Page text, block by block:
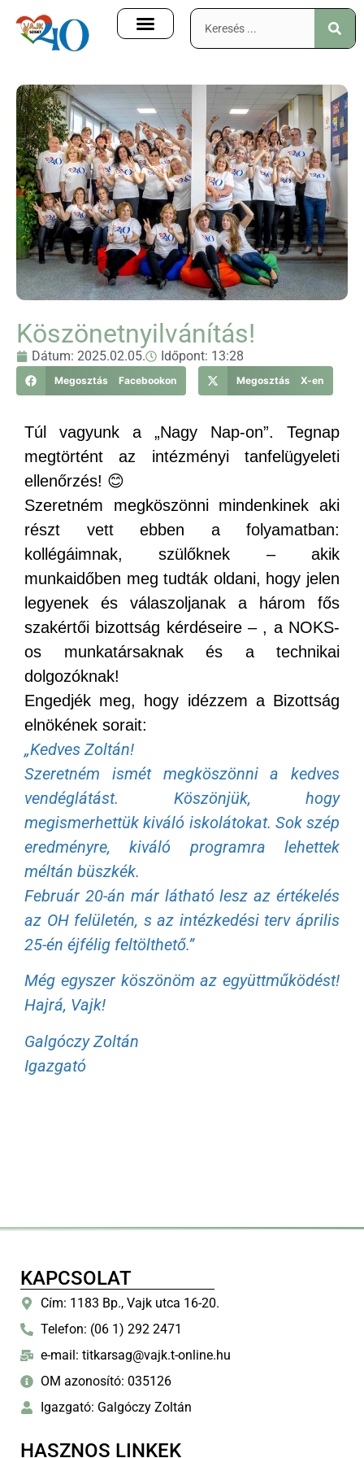
Köszönetnyilvánítás!
Dátum: 2025.02.05. Időpont: 13:28
Megosztás Facebookon Megosztás X-en
Túl vagyunk a „Nagy Nap-on”. Tegnap
megtörtént az intézményi tanfelügyeleti
ellenőrzés! 😊
Szeretném megköszönni mindenkinek aki
részt vett ebben a folyamatban:
kollégáimnak, szülőknek – akik
munkaidőben meg tudták oldani, hogy jelen
legyenek és válaszoljanak a három fős
szakértői bizottság kérdéseire – , a NOKS-
os munkatársaknak és a technikai
dolgozóknak!
Engedjék meg, hogy idézzem a Bizottság
elnökének sorait:
„Kedves Zoltán!
Szeretném ismét megköszönni a kedves
vendéglátást. Köszönjük, hogy
megismerhettük kiváló iskolátokat. Sok szép
eredményre, kiváló programra lehettek
méltán büszkék.
Február 20-án már látható lesz az értékelés
az OH felületén, s az intézkedési terv április
25-én éjfélig feltölthető.”
Még egyszer köszönöm az együttműködést!
Hajrá, Vajk!
Galgóczy Zoltán
Igazgató
KAPCSOLAT
Cím: 1183 Bp., Vajk utca 16-20.
Telefon: (06 1) 292 2471
e-mail: titkarsag@vajk.t-online.hu
OM azonosító: 035126
Igazgató: Galgóczy Zoltán
HASZNOS LINKEK